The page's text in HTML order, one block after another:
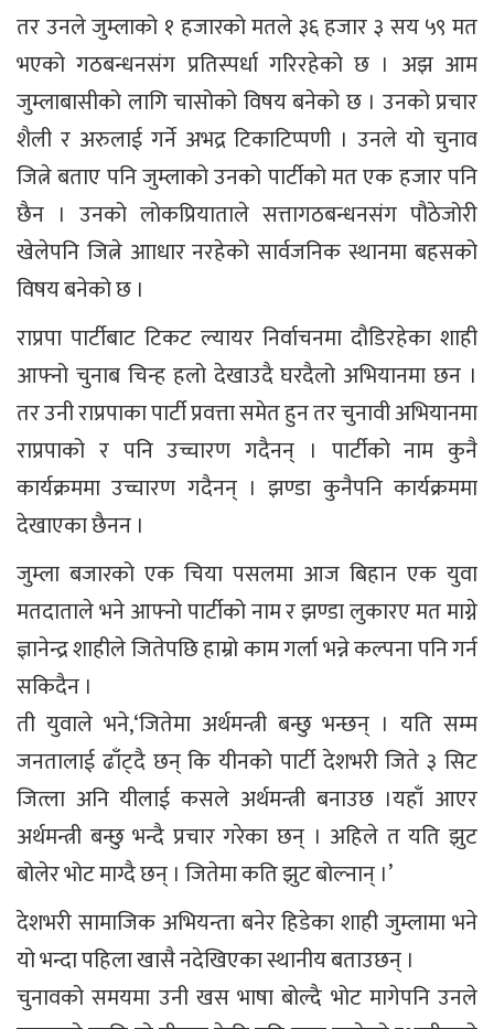
तर उनले जुम्लाको १ हजारको मतले ३६ हजार ३ सय ५९ मत
भएको गठबन्धनसंग प्रतिस्पर्धा गरिरहेको छ । अझ आम
जुम्लाबासीको लागि चासोको विषय बनेको छ । उनको प्रचार
शैली र अरुलाई गर्ने अभद्र टिकाटिप्पणी । उनले यो चुनाव
जित्ने बताए पनि जुम्लाको उनको पार्टीको मत एक हजार पनि
छैन । उनको लोकप्रियाताले सत्तागठबन्धनसंग पौठेजोरी
खेलेपनि जित्ने आाधार नरहेको सार्वजनिक स्थानमा बहसको
विषय बनेको छ ।
राप्रपा पार्टीबाट टिकट ल्यायर निर्वाचनमा दौडिरहेका शाही
आफ्नो चुनाब चिन्ह हलो देखाउदै घरदैलो अभियानमा छन ।
तर उनी राप्रपाका पार्टी प्रवत्ता समेत हुन तर चुनावी अभियानमा
राप्रपाको र पनि उच्चारण गदैनन् । पार्टीको नाम कुनै
कार्यक्रममा उच्चारण गदैनन् । झण्डा कुनैपनि कार्यक्रममा
देखाएका छैनन ।
जुम्ला बजारको एक चिया पसलमा आज बिहान एक युवा
मतदाताले भने आफ्नो पार्टीको नाम र झण्डा लुकारए मत माग्ने
ज्ञानेन्द्र शाहीले जितेपछि हाम्रो काम गर्ला भन्ने कल्पना पनि गर्न
सकिदैन ।
ती युवाले भने,‘जितेमा अर्थमन्त्री बन्छु भन्छन् । यति सम्म
जनतालाई ढाँट्दै छन् कि यीनको पार्टी देशभरी जिते ३ सिट
जित्ला अनि यीलाई कसले अर्थमन्त्री बनाउछ ।यहाँ आएर
अर्थमन्त्री बन्छु भन्दै प्रचार गरेका छन् । अहिले त यति झुट
बोलेर भोट माग्दै छन् । जितेमा कति झुट बोल्नान् ।’
देशभरी सामाजिक अभियन्ता बनेर हिडेका शाही जुम्लामा भने
यो भन्दा पहिला खासै नदेखिएका स्थानीय बताउछन् ।
चुनावको समयमा उनी खस भाषा बोल्दै भोट मागेपनि उनले